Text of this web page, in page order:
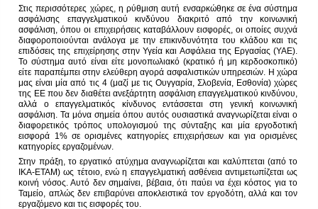
Στις περισσότερες χώρες, η ρύθμιση αυτή ενσαρκώθηκε σε ένα σύστημα
ασφάλισης επαγγελματικού κινδύνου διακριτό από την κοινωνική
ασφάλιση, όπου οι επιχειρήσεις καταβάλλουν εισφορές, οι οποίες συχνά
διαφοροποιούνται ανάλογα με την επικινδυνότητα του κλάδου και τις
επιδόσεις της επιχείρησης στην Υγεία και Ασφάλεια της Εργασίας (ΥΑΕ).
Το σύστημα αυτό είναι είτε μονοπωλιακό (κρατικό ή μη κερδοσκοπικό)
είτε παραπέμπει στην ελεύθερη αγορά ασφαλιστικών υπηρεσιών. Η χώρα
μας είναι μία από τις 4 (μαζί με τις Ουγγαρία, Σλοβενία, Εσθονία) χώρες
της ΕΕ που δεν διαθέτει ανεξάρτητη ασφάλιση επαγγελματικού κινδύνου,
αλλά ο επαγγελματικός κίνδυνος εντάσσεται στη γενική κοινωνική
ασφάλιση. Τα μόνα σημεία όπου αυτός ουσιαστικά αναγνωρίζεται είναι ο
διαφορετικός τρόπος υπολογισμού της σύνταξης και μία εργοδοτική
εισφορά 1% σε ορισμένες κατηγορίες επιχειρήσεων και για ορισμένες
κατηγορίες εργαζομένων.
Στην πράξη, το εργατικό ατύχημα αναγνωρίζεται και καλύπτεται (από το
ΙΚΑ-ΕΤΑΜ) ως τέτοιο, ενώ η επαγγελματική ασθένεια αντιμετωπίζεται ως
κοινή νόσος. Αυτό δεν σημαίνει, βέβαια, ότι παύει να έχει κόστος για το
Ταμείο, απλώς δεν επιβαρύνει αποκλειστικά τον εργοδότη, αλλά και τον
εργαζόμενο και τις εισφορές του.